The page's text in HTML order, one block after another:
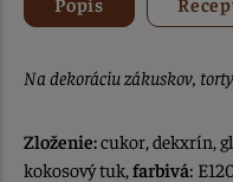
Na dekoráciu zákuskov,
Zloženie:cukor, dekxrín,
kokosový tuk, farbivá: